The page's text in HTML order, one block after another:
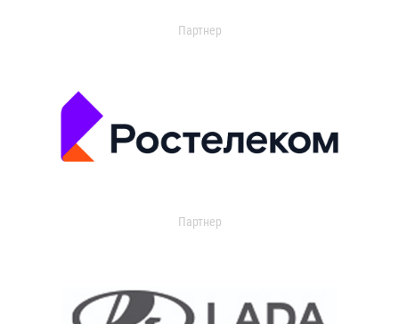
Партнер
Партнер